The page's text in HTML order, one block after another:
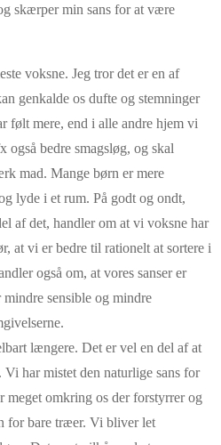
skærper min sans for at være
voksne. Jeg tror det er en af
genkalde os dufte og stemninger
følt mere, end i alle andre hjem vi
også bedre smagsløg, og skal
mad. Mange børn er mere
lyde i et rum. På godt og ondt,
af det, handler om at vi voksne har
at vi er bedre til rationelt at sortere i
også om, at vores sanser er
sensible og mindre
længere. Det er vel en del af at
har mistet den naturlige sans for
omkring os der forstyrrer og
for bare træer. Vi bliver let